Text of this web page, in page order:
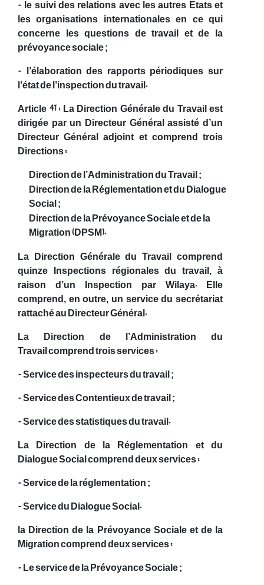
- le suivi des relations avec les autres Etats et
les organisations internationales en ce qui
concerne les questions de travail et de la
prévoyance sociale ;
- l’élaboration des rapports périodiques sur
l’état de l’inspection du travail.
Article 41 : La Direction Générale du Travail est
dirigée par un Directeur Général assisté d’un
Directeur Général adjoint et comprend trois
Directions :
Direction de l’Administration du Travail ;
Direction de la Réglementation et du Dialogue
Social ;
Direction de la Prévoyance Sociale et de la
Migration (DPSM).
La Direction Générale du Travail comprend
quinze Inspections régionales du travail, à
raison d’un Inspection par Wilaya. Elle
comprend, en outre, un service du secrétariat
rattaché au Directeur Général.
La Direction de l’Administration du
Travail comprend trois services :
- Service des inspecteurs du travail ;
- Service des Contentieux de travail ;
- Service des statistiques du travail.
La Direction de la Réglementation et du
Dialogue Social comprend deux services :
- Service de la réglementation ;
- Service du Dialogue Social.
la Direction de la Prévoyance Sociale et de la
Migration comprend deux services :
- Le service de la Prévoyance Sociale ;